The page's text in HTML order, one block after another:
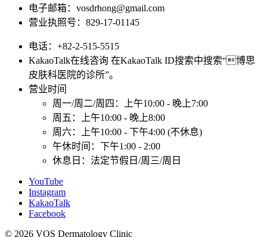
电子邮箱：vosdrhong@gmail.com
营业执照号：829-17-01145
电话：+82-2-515-5515
KakaoTalk在线咨询 在KakaoTalk ID搜索中搜索“博思
皮肤科医院的诊所”。
营业时间
周一/周二/周四：上午10:00 - 晚上7:00
周五：上午10:00 - 晚上8:00
周六：上午10:00 - 下午4:00 (不休息)
午休时间：下午1:00 - 2:00
休息日：法定节假日/周三/周日
YouTube
Instagram
KakaoTalk
Facebook
© 2026 VOS Dermatology Clinic